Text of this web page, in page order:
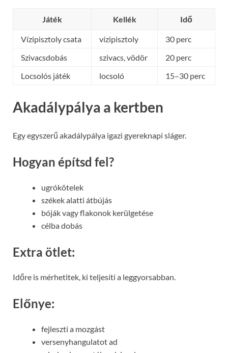
Játék Kellék Idő
Vízipisztoly csata vízipisztoly
30 perc
Szivacsdobás
szivacs, vödör
20 perc
Locsolós játék
locsoló 15–30 perc
Akadálypálya a kertben
Egy egyszerű akadálypálya igazi gyereknapi sláger.
Hogyan építsd fel?
ugrókötelek
székek alatti átbújás
bóják vagy flakonok kerülgetése
célba dobás
Extra ötlet:
Időre is mérhetitek, ki teljesíti a leggyorsabban.
Előnye:
fejleszti a mozgást
versenyhangulatot ad